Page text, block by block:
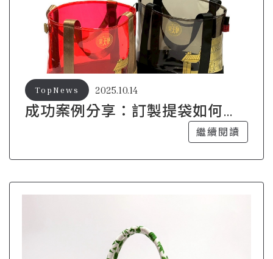
成功案例分享：訂製提袋如何助
2025.10.14
TopNews
繼續閱讀